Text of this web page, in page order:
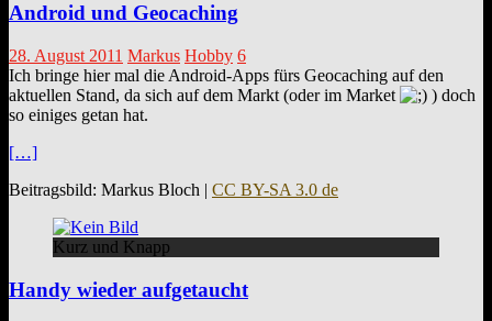
Android und Geocaching
28. August 2011 Markus Hobby 6
Ich bringe hier mal die Android-Apps fürs Geocaching auf den
aktuellen Stand, da sich auf dem Markt (oder im Market
) doch
so einiges getan hat.
[…]
Beitragsbild: Markus Bloch | CC BY-SA 3.0 de
Kurz und Knapp
Handy wieder aufgetaucht